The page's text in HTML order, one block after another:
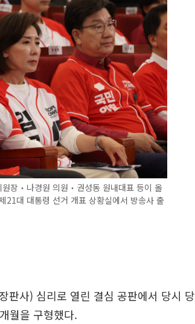
장‧나경원 의원‧권성동 원내대표 등이 올
21대 대통령 선거 개표 상황실에서 방송사 출
판사) 심리로 열린 결심 공판에서 당시 당
월을 구형했다.